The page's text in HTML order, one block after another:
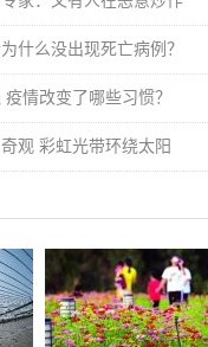
什么没出现死亡病例？
情改变了哪些习惯？
观 彩虹光带环绕太阳